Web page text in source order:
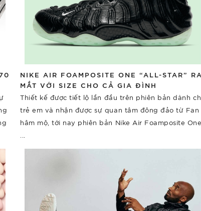
NIKE AIR FOAMPOSITE ONE “ALL-STAR” RA
MẮT VỚI SIZE CHO CẢ GIA ĐÌNH
Thiết kế được tiết lộ lần đầu trên phiên bản dành
trẻ em và nhận được sự quan tâm đông đảo từ Fan
hâm mộ, tới nay phiên bản Nike Air Foamposite One